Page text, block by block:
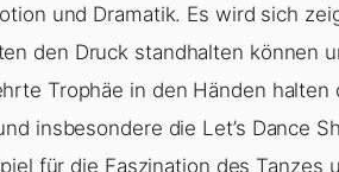
und Dramatik. Es wird sich
den Druck standhalten können
Trophäe in den Händen halten
insbesondere die Let’s Dance
für die Faszination des Tanzes